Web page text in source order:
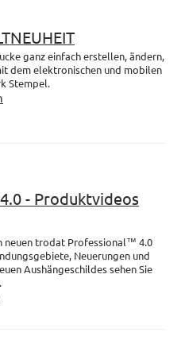
ganz einfach erstellen, ändern,
dem elektronischen und mobilen
Stempel.
- Produktvideos
neuen trodat Professional™ 4.0
Neuerungen und
Aushängeschildes sehen Sie